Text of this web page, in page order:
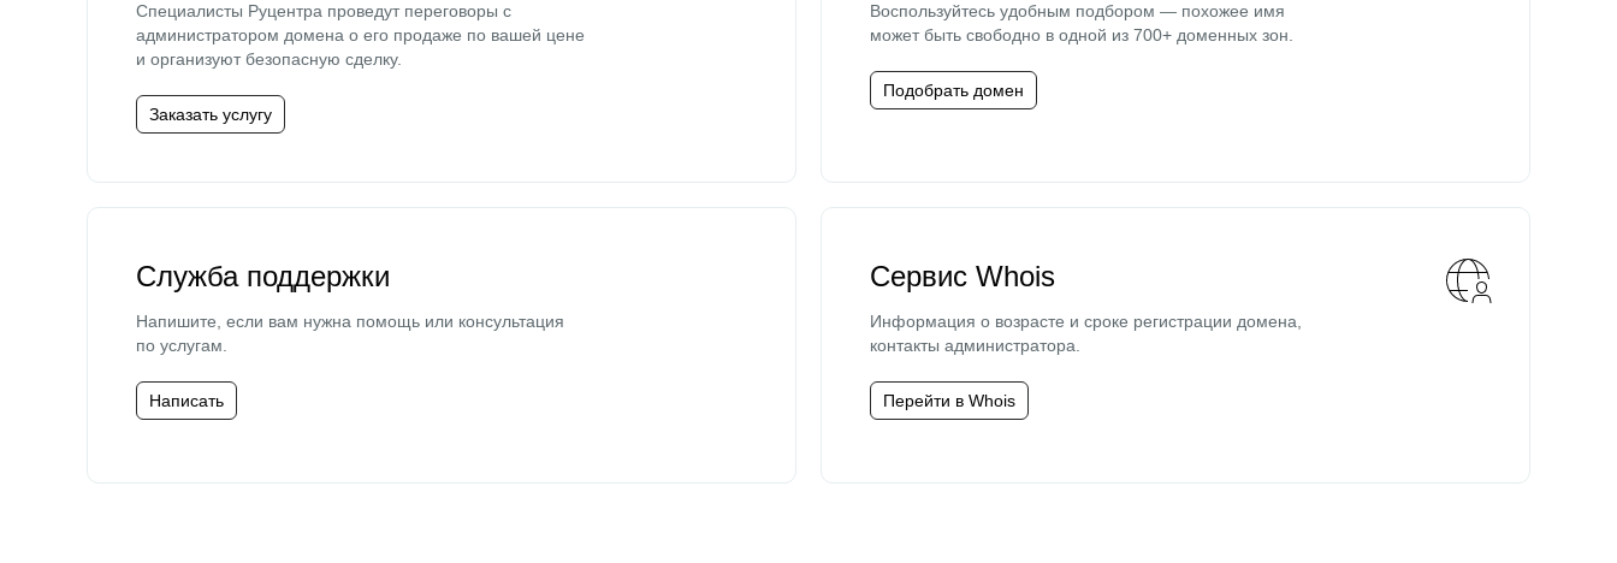
Специалисты Руцентра проведут переговоры с
администратором домена о его продаже по вашей цене
и организуют безопасную сделку.
Заказать услугу
Воспользуйтесь удобным подбором — похожее имя
может быть свободно в одной из 700+ доменных зон.
Подобрать домен
Служба поддержки
Напишите, если вам нужна помощь или консультация
по услугам.
Написать
Сервис Whois
Информация о возрасте и сроке регистрации домена,
контакты администратора.
Перейти в Whois